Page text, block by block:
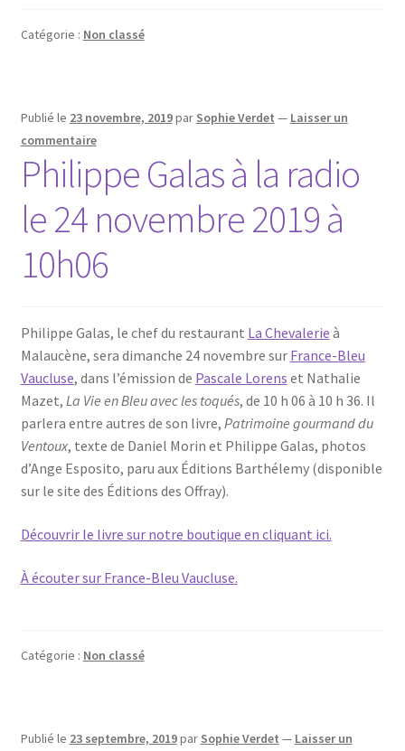
Catégorie : Non classé
Publié le 23 novembre, 2019par Sophie Verdet — Laisser un
commentaire
Philippe Galas à la radio
le 24 novembre 2019 à
10h06
Philippe Galas, le chef du restaurant La Chevalerie à
Malaucène, sera dimanche 24 novembre sur France-Bleu
Vaucluse, dans l’émission de Pascale Lorens et Nathalie
Mazet, La Vie en Bleu avec les toqués, de 10 h 06 à 10 h 36. Il
parlera entre autres de son livre, Patrimoine gourmand du
Ventoux, texte de Daniel Morin et Philippe Galas, photos
d’Ange Esposito, paru aux Éditions Barthélemy (disponible
sur le site des Éditions des Offray).
Découvrir le livre sur notre boutique en cliquant ici.
À écouter sur France-Bleu Vaucluse.
Catégorie : Non classé
Publié le 23 septembre, 2019par Sophie Verdet — Laisser un